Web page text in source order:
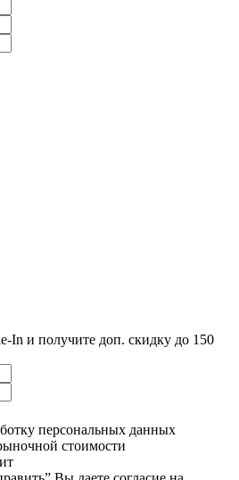
In и получите доп. скидку до 150
персональных данных
стоимости